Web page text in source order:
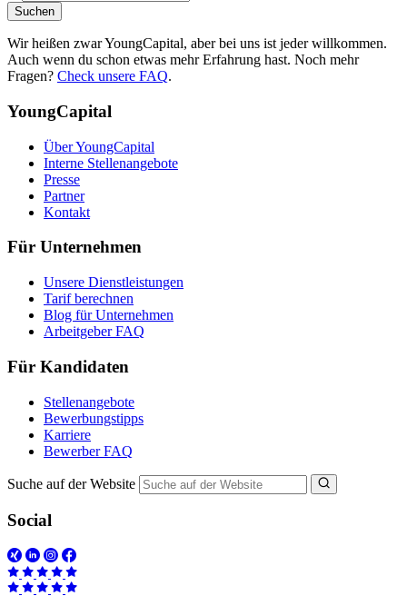
Suchen
Wir heißen zwar YoungCapital, aber bei uns ist jeder willkommen.
Auch wenn du schon etwas mehr Erfahrung hast. Noch mehr
Fragen? Check unsere FAQ.
YoungCapital
Über YoungCapital
Interne Stellenangebote
Presse
Partner
Kontakt
Für Unternehmen
Unsere Dienstleistungen
Tarif berechnen
Blog für Unternehmen
Arbeitgeber FAQ
Für Kandidaten
Stellenangebote
Bewerbungstipps
Karriere
Bewerber FAQ
Suche auf der Website
Social